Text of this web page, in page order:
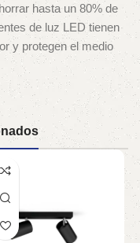
hasta un 80% de
de luz LED tienen
y protegen el medio